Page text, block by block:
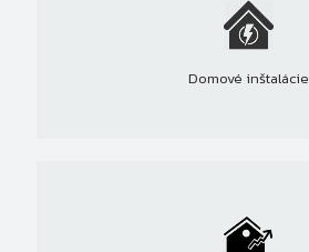
Domové inštalácie